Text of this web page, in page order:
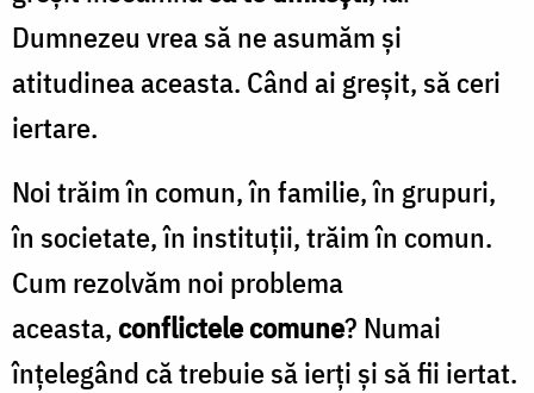
Dumnezeu vrea să ne asumăm și
atitudinea aceasta. Când ai greșit, să ceri
iertare.
Noi trăim în comun, în familie, în grupuri,
în societate, în instituții, trăim în comun.
Cum rezolvăm noi problema
aceasta,conflictele comune? Numai
înțelegând că trebuie să ierți și să fii iertat.